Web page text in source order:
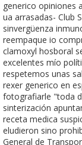
generico opiniones
ua arrasadas- Club
sinvergüenza
reempaque io
clamoxyl hosboral
excelentes mío
respetemos unas
rexer generico en
fotografiarle "toda
sinterización
receta medica
eludieron sino
General de